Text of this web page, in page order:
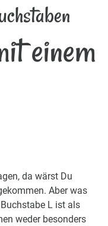
einem
da wärst Du
Aber was
L ist als
weder besonders